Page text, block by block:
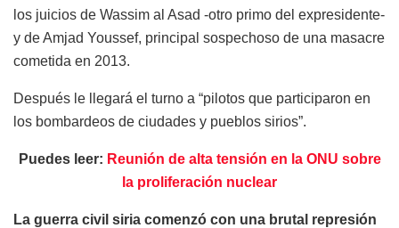
los juicios de Wassim al Asad -otro primo del expresidente-
y de Amjad Youssef, principal sospechoso de una masacre
cometida en 2013.
Después le llegará el turno a “pilotos que participaron en
los bombardeos de ciudades y pueblos sirios”.
Puedes leer: Reunión de alta tensión en la ONU sobre
la proliferación nuclear
La guerra civil siria comenzó con una brutal represión